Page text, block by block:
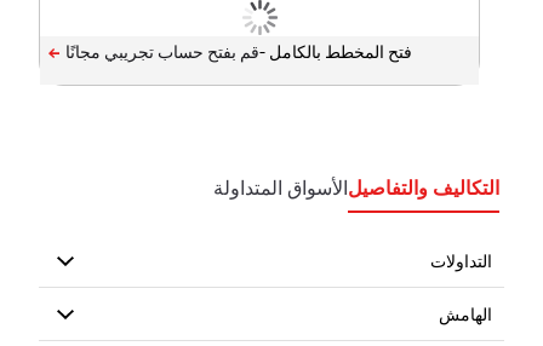
فتح المخطط بالكامل -
التكاليف والتفاصيلالأسواق المتداولة